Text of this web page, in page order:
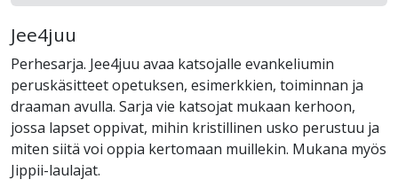
Jee4juu
Perhesarja. Jee4juu avaa katsojalle evankeliumin
peruskäsitteet opetuksen, esimerkkien, toiminnan ja
draaman avulla. Sarja vie katsojat mukaan kerhoon,
jossa lapset oppivat, mihin kristillinen usko perustuu ja
miten siitä voi oppia kertomaan muillekin. Mukana myös
Jippii-laulajat.